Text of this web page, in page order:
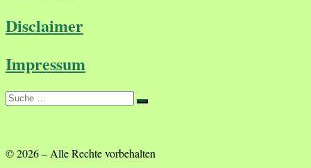
Disclaimer
Impressum
Suche
Suche
© 2026– Alle Rechte vorbehalten